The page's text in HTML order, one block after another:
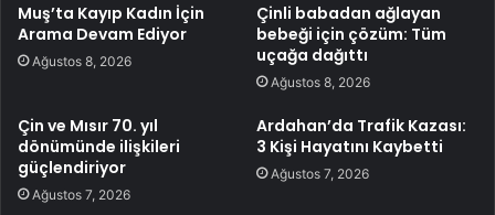
Muş’ta Kayıp Kadın İçin
Arama Devam Ediyor
Ağustos 8, 2026
Çinli babadan ağlayan
bebeği için çözüm: Tüm
uçağa dağıttı
Ağustos 8, 2026
Çin ve Mısır 70. yıl
dönümünde ilişkileri
güçlendiriyor
Ağustos 7, 2026
Ardahan’da Trafik Kazası:
3 Kişi Hayatını Kaybetti
Ağustos 7, 2026